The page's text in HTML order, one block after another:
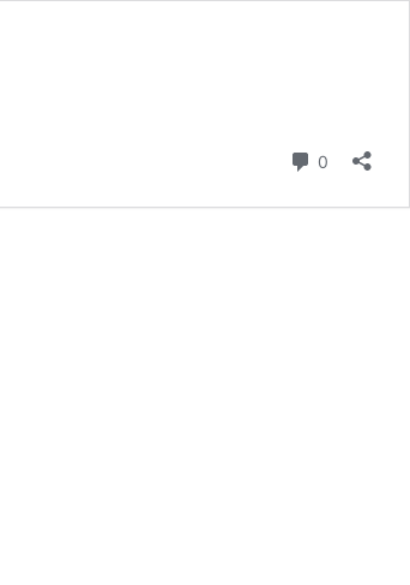
0 reacties